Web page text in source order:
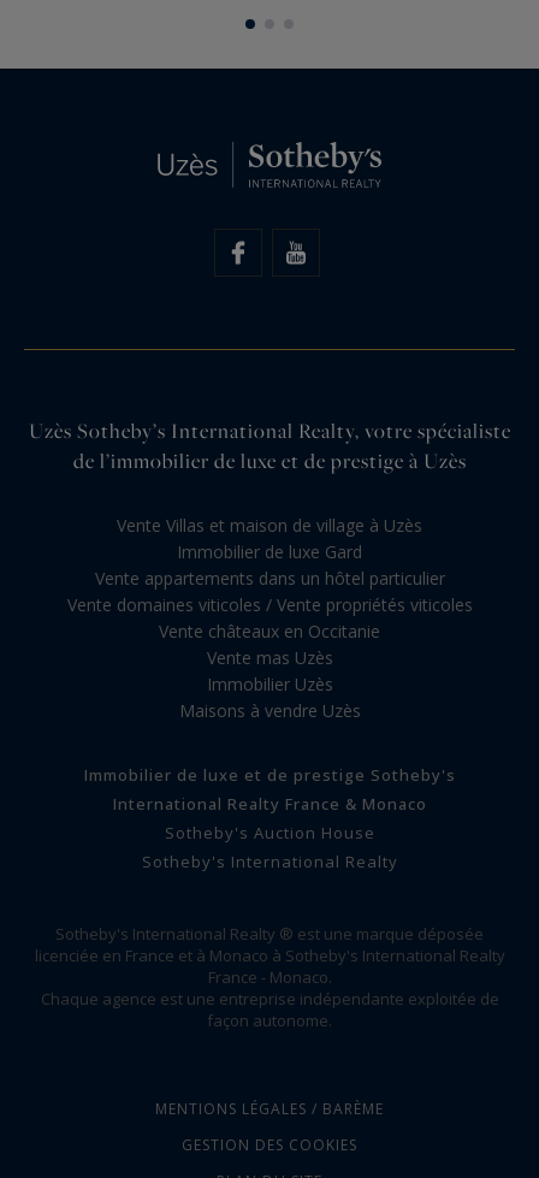
Uzès Sotheby’s International Realty, votre spécialiste
de l’immobilier de luxe et de prestige à Uzès
Vente Villas et maison de village à Uzès
Immobilier de luxe Gard
Vente appartements dans un hôtel particulier
Vente domaines viticoles / Vente propriétés viticoles
Vente châteaux en Occitanie
Vente mas Uzès
Immobilier Uzès
Maisons à vendre Uzès
Immobilier de luxe et de prestige Sotheby's
International Realty France & Monaco
Sotheby's Auction House
Sotheby's International Realty
Sotheby's International Realty ® est une marque déposée
licenciée en France et à Monaco à Sotheby's International Realty
France - Monaco.
Chaque agence est une entreprise indépendante exploitée de
façon autonome.
MENTIONS LÉGALES / BARÈME
GESTION DES COOKIES